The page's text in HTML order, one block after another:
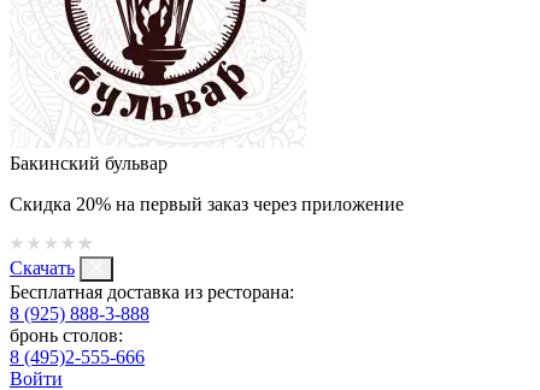
Бакинский бульвар
Скидка 20% на первый заказ через приложение
Скачать
Бесплатная доставка из ресторана:
8 (925) 888-3-888
бронь столов:
8 (495)2-555-666
Войти